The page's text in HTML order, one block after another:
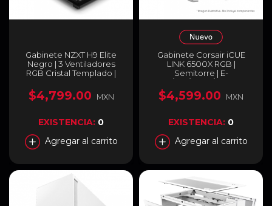
Gabinete NZXT H9 Elite
Negro | 3 Ventiladores
RGB Cristal Templado |
$4,799.00 MXN
EXISTENCIA: 0
Agregar al carrito
Gabinete Corsair iCUE
LINK 6500X RGB |
Semitorre | E-
ATX/ATX/mATX/MiniITX |
Micro-ATX/Mini-ITX
(Conector inverso) | 3
preinstalados | Color
Blanco | CC-9011270-WW
$4,599.00 MXN
EXISTENCIA: 0
Agregar al carrito